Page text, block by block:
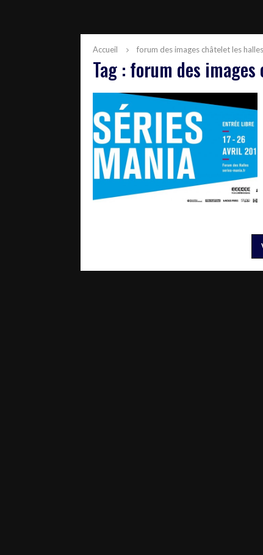
Accueil forum des images châtelet les
Tag : forum des